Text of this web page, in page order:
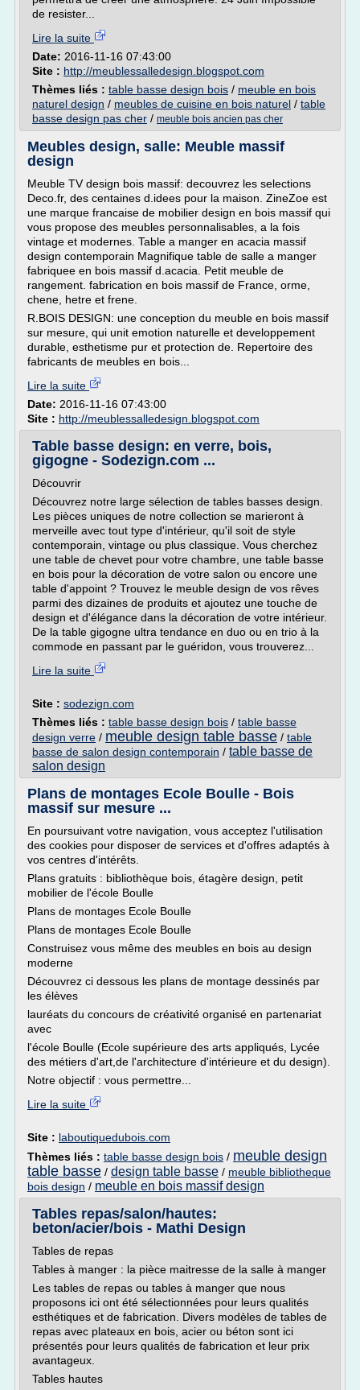
de resister...
Lire la suite
Date: 2016-11-16 07:43:00
Site : http://meublessalledesign.blogspot.com
Thèmes liés : table basse design bois / meuble en bois
naturel design / meubles de cuisine en bois naturel / table
basse design pas cher / meuble bois ancien pas cher
Meubles design, salle: Meuble massif
design
Meuble TV design bois massif: decouvrez les selections
Deco.fr, des centaines d.idees pour la maison. ZineZoe est
une marque francaise de mobilier design en bois massif qui
vous propose des meubles personnalisables, a la fois
vintage et modernes. Table a manger en acacia massif
design contemporain Magnifique table de salle a manger
fabriquee en bois massif d.acacia. Petit meuble de
rangement. fabrication en bois massif de France, orme,
chene, hetre et frene.
R.BOIS DESIGN: une conception du meuble en bois massif
sur mesure, qui unit emotion naturelle et developpement
durable, esthetisme pur et protection de. Repertoire des
fabricants de meubles en bois...
Lire la suite
Date: 2016-11-16 07:43:00
Site : http://meublessalledesign.blogspot.com
Table basse design: en verre, bois,
gigogne - Sodezign.com ...
Découvrir
Découvrez notre large sélection de tables basses design.
Les pièces uniques de notre collection se marieront à
merveille avec tout type d'intérieur, qu'il soit de style
contemporain, vintage ou plus classique. Vous cherchez
une table de chevet pour votre chambre, une table basse
en bois pour la décoration de votre salon ou encore une
table d'appoint ? Trouvez le meuble design de vos rêves
parmi des dizaines de produits et ajoutez une touche de
design et d'élégance dans la décoration de votre intérieur.
De la table gigogne ultra tendance en duo ou en trio à la
commode en passant par le guéridon, vous trouverez...
Lire la suite
Site : sodezign.com
Thèmes liés : table basse design bois / table basse
design verre / meuble design table basse / table
basse de salon design contemporain / table basse de
salon design
Plans de montages Ecole Boulle - Bois
massif sur mesure ...
En poursuivant votre navigation, vous acceptez l'utilisation
des cookies pour disposer de services et d'offres adaptés à
vos centres d'intérêts.
Plans gratuits : bibliothèque bois, étagère design, petit
mobilier de l'école Boulle
Plans de montages Ecole Boulle
Plans de montages Ecole Boulle
Construisez vous même des meubles en bois au design
moderne
Découvrez ci dessous les plans de montage dessinés par
les élèves
lauréats du concours de créativité organisé en partenariat
avec
l'école Boulle (Ecole supérieure des arts appliqués, Lycée
des métiers d'art,de l'architecture d'intérieure et du design).
Notre objectif : vous permettre...
Lire la suite
Site : laboutiquedubois.com
Thèmes liés : table basse design bois / meuble design
table basse / design table basse / meuble bibliotheque
bois design / meuble en bois massif design
Tables repas/salon/hautes:
beton/acier/bois - Mathi Design
Tables de repas
Tables à manger : la pièce maitresse de la salle à manger
Les tables de repas ou tables à manger que nous
proposons ici ont été sélectionnées pour leurs qualités
esthétiques et de fabrication. Divers modèles de tables de
repas avec plateaux en bois, acier ou béton sont ici
présentés pour leurs qualités de fabrication et leur prix
avantageux.
Tables hautes